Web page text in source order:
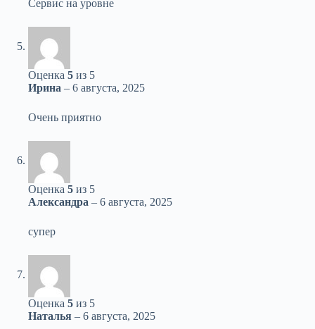
Сервис на уровне
Оценка 5 из 5
Ирина – 6 августа, 2025
Очень приятно
Оценка 5 из 5
Александра – 6 августа, 2025
супер
Оценка 5 из 5
Наталья – 6 августа, 2025